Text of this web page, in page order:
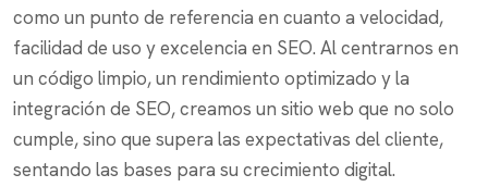
como un punto de referencia en cuanto a velocidad,
facilidad de uso y excelencia en SEO. Al centrarnos en
un código limpio, un rendimiento optimizado y la
integración de SEO, creamos un sitio web que no solo
cumple, sino que supera las expectativas del cliente,
sentando las bases para su crecimiento digital.